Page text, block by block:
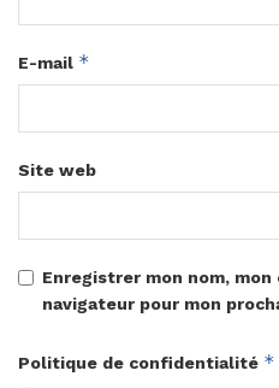
E-mail *
Site web
Enregistrer mon nom,
navigateur pour mon
Politique de confidentialité *